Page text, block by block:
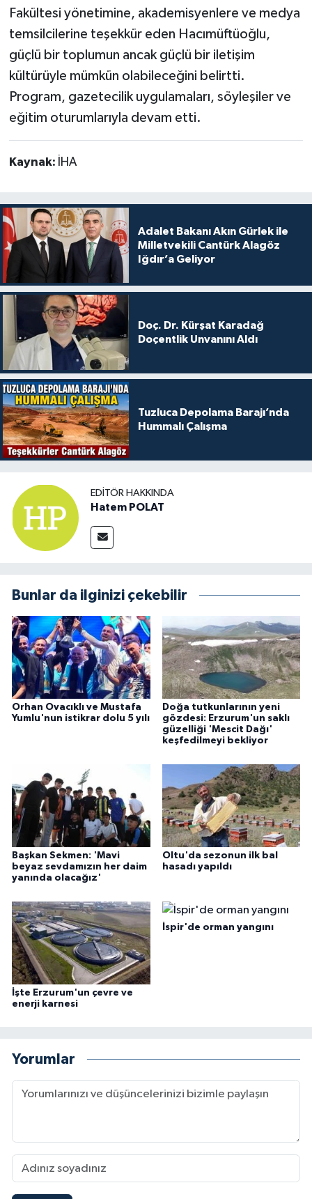
Fakültesi yönetimine, akademisyenlere ve medya
temsilcilerine teşekkür eden Hacımüftüoğlu,
güçlü bir toplumun ancak güçlü bir iletişim
kültürüyle mümkün olabileceğini belirtti.
Program, gazetecilik uygulamaları, söyleşiler ve
eğitim oturumlarıyla devam etti.
Kaynak: İHA
Adalet Bakanı Akın Gürlek ile
Milletvekili Cantürk Alagöz
Iğdır’a Geliyor
Doç. Dr. Kürşat Karadağ
Doçentlik Unvanını Aldı
Tuzluca Depolama Barajı’nda
Hummalı Çalışma
EDITÖR HAKKINDA
Hatem POLAT
Bunlar da ilginizi çekebilir
Orhan Ovacıklı ve Mustafa
Yumlu'nun istikrar dolu 5 yılı
Doğa tutkunlarının yeni
gözdesi: Erzurum'un saklı
güzelliği 'Mescit Dağı'
keşfedilmeyi bekliyor
Başkan Sekmen: 'Mavi
beyaz sevdamızın her daim
yanında olacağız'
Oltu'da sezonun ilk bal
hasadı yapıldı
İşte Erzurum'un çevre ve
enerji karnesi
İspir'de orman yangını
Yorumlar